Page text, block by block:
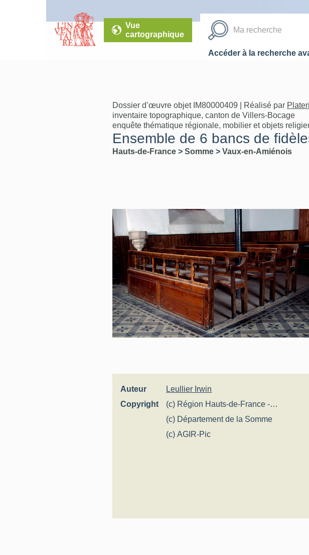
Vue
cartographique
Accéder à la recherche
Dossier d’œuvre objet IM80000409 | Réalisé par
inventaire topographique, canton de Villers-Bocage
enquête thématique régionale, mobilier et objets
Ensemble de 6 bancs de
Hauts-de-France > Somme > Vaux-en-Amiénois
Auteur
Leullier Irwin
Copyright
(c) Région Hauts-de-France -
Inventaire général
(c) Département de la Somme
(c) AGIR-Pic